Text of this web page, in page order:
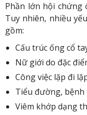
Phần lớn hội chứng
Tuy nhiên, nhiều
gồm:
Cấu trúc ống cổ
Nữ giới do đặc
Công việc lặp đi
Tiểu đường, bệnh
Viêm khớp dạng